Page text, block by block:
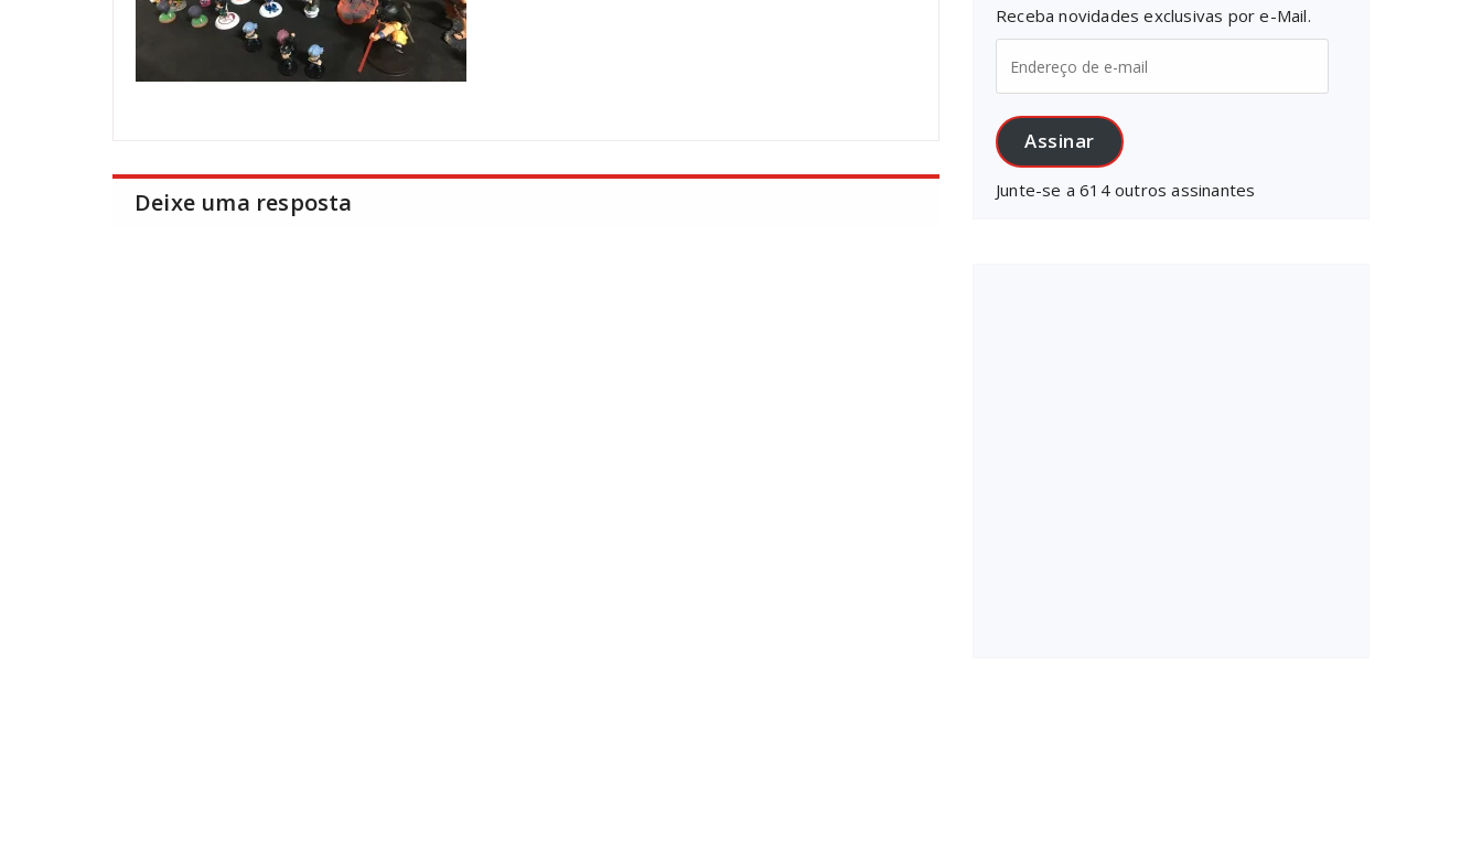
Deixe uma resposta
Receba novidades exclusivas por e-Mail.
de
e-
mail
Assinar
Junte-se a 614 outros assinantes